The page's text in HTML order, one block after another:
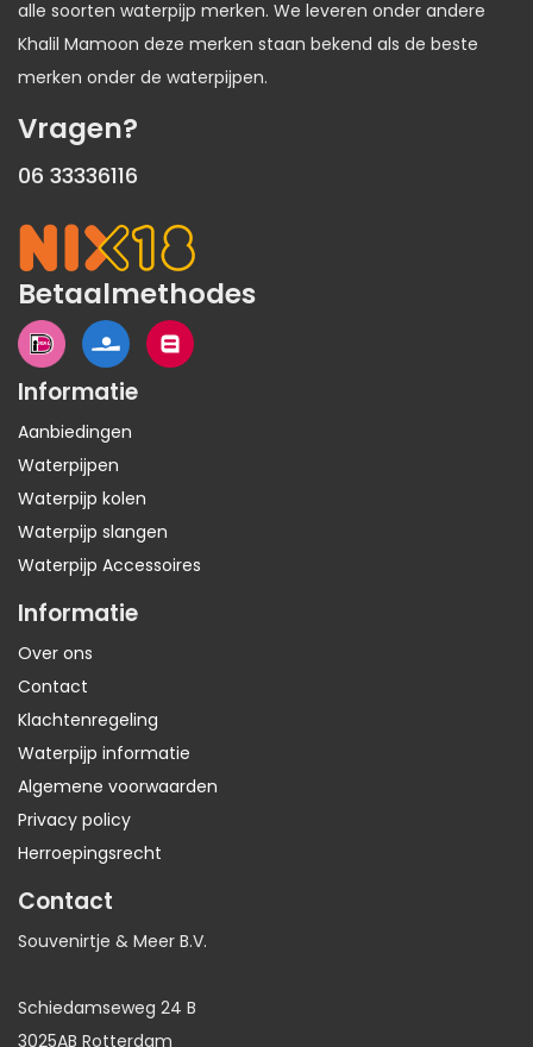
alle soorten waterpijp merken. We leveren onder andere
Khalil Mamoon deze merken staan bekend als de beste
merken onder de waterpijpen.
Vragen?
06 33336116
Betaalmethodes
Informatie
Aanbiedingen
Waterpijpen
Waterpijp kolen
Waterpijp slangen
Waterpijp Accessoires
Informatie
Over ons
Contact
Klachtenregeling
Waterpijp informatie
Algemene voorwaarden
Privacy policy
Herroepingsrecht
Contact
Souvenirtje & Meer B.V.
Schiedamseweg 24 B
3025AB Rotterdam